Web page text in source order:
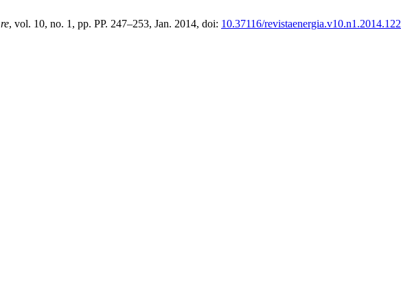
re, vol. 10, no. 1, pp. PP. 247–253, Jan. 2014, doi: 10.37116/revistaenergia.v10.n1.2014.122